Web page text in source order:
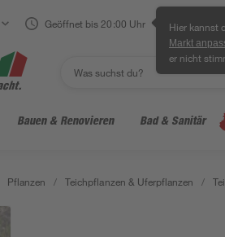
Geöffnet bis 20:00 Uhr Hier kannst
Markt
er nicht
Bauen & Renovieren Bad & Sanitär
Pflanzen / Teichpflanzen & Uferpflanzen /